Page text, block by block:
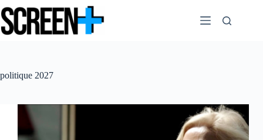
au
contenu
politique 2027